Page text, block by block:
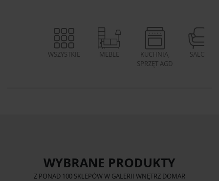
WSZYSTKIE MEBLE
KUCHNIA,
SPRZĘT AGD
SALON
WYBRANE PRODUKTY
Z PONAD 100 SKLEPÓW W GALERII WNĘTRZ DOMAR